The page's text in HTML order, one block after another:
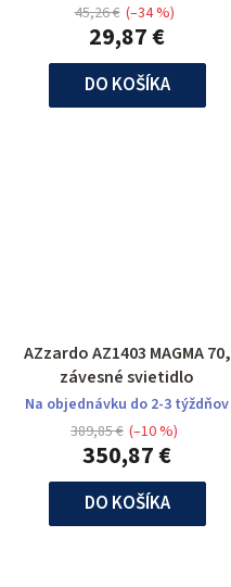
29,87 €
45,26 € (–34 %)
DO KOŠÍKA
AZzardo AZ1403 MAGMA 70,
závesné svietidlo
Na objednávku do 2-3 týždňov
350,87 €
389,85 € (–10 %)
DO KOŠÍKA